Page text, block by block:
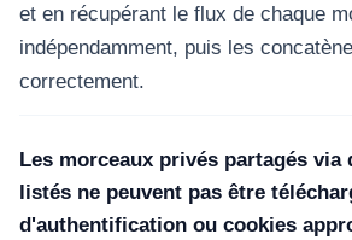
et en récupérant le flux de chaque
indépendamment, puis les
correctement.
Les morceaux privés partagés via
listés ne peuvent pas être
d'authentification ou cookies